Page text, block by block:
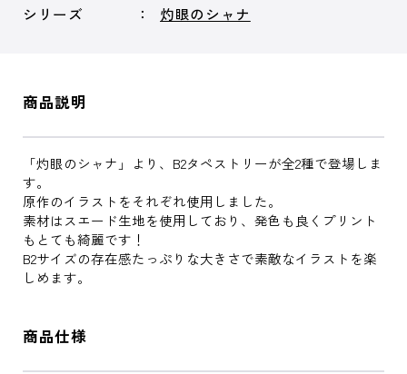
シリーズ
灼眼のシャナ
商品説明
「灼眼のシャナ」より、B2タペストリーが全2種で登場しま
す。
原作のイラストをそれぞれ使用しました。
素材はスエード生地を使用しており、発色も良くプリント
もとても綺麗です！
B2サイズの存在感たっぷりな大きさで素敵なイラストを楽
しめます。
商品仕様